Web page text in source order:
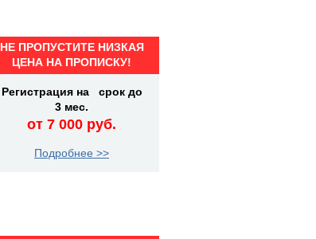
НЕ ПРОПУСТИТЕ НИЗКАЯ
ЦЕНА НА ПРОПИСКУ!
Регистрация на срок до
3 мес.
от 7 000 руб.
Подробнее >>